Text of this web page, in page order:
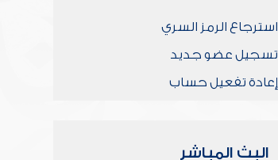
استرجاع الرمز السري
تسجيل عضو جديد
إعادة تفعيل حساب
البث المباشر